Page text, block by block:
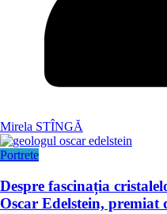
Mirela STÎNGĂ
Portrete
Despre fascinația
Oscar Edelstein, premiat